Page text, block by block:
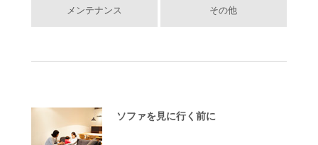
メンテナンス その他
ソファを見に行く前に